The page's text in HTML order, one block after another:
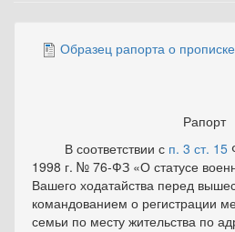
Образец рапорта о
Рапорт
В соответствии с п. 3 ст. 15
1998 г. № 76-ФЗ «О статусе
Вашего ходатайства перед
командованием о регистрации
семьи по месту жительства по